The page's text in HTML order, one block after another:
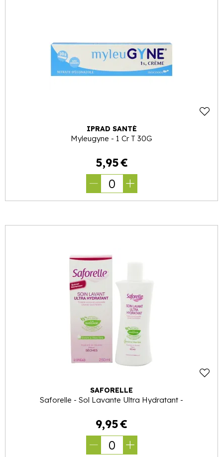
IPRAD SANTÉ
Myleugyne - 1 Cr T 30G
5,95€
0
SAFORELLE
Saforelle - Sol Lavante Ultra Hydratant -
9,95€
0